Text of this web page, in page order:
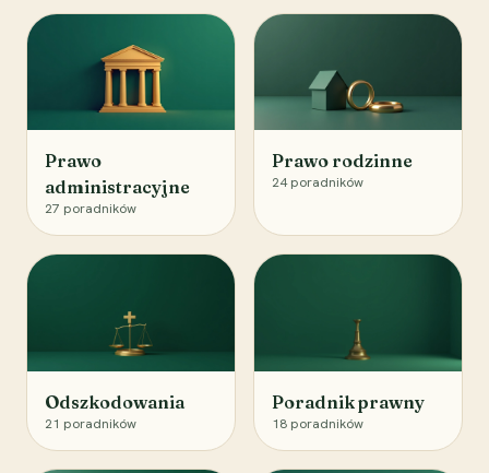
Prawo
administracyjne
27 poradników
Prawo rodzinne
24 poradników
Odszkodowania
21 poradników
Poradnik prawny
18 poradników